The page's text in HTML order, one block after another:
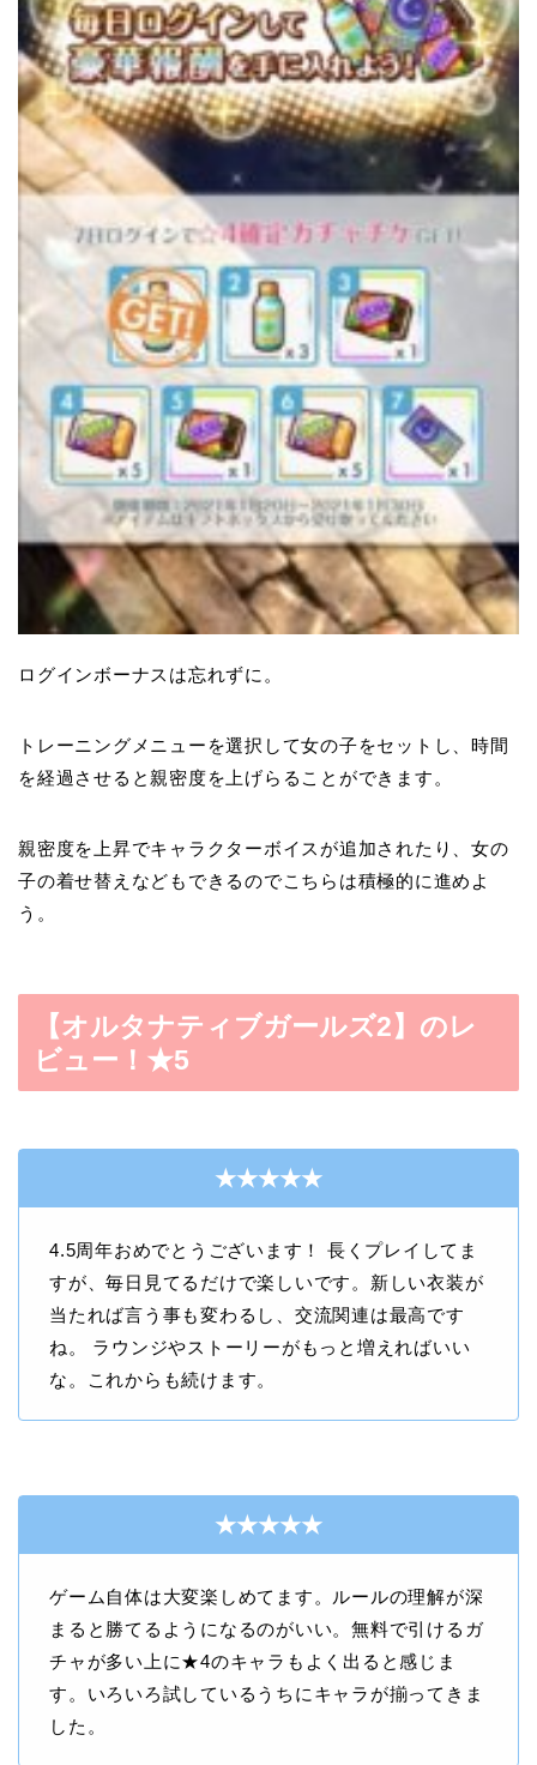
ログインボーナスは忘れずに。
トレーニングメニューを選択して女の子をセットし、時間
を経過させると 親密度を上げらることができます。
親密度を上昇でキャラクターボイスが追加されたり、女の
子の着せ替えなどもできるのでこちらは積極的に進めよ
う。
【オルタナティブガールズ2】のレ
ビュー！★5
★★★★★
4.5周年おめでとうございます！ 長くプレイしてま
すが、毎日見てるだけで楽しいです。新しい衣装が
当たれば言う事も変わるし、交流関連は最高です
ね。 ラウンジやストーリーがもっと増えればいい
な。これからも続けます。
★★★★★
ゲーム自体は大変楽しめてます。ルールの理解が深
まると勝てるようになるのがいい。無料で引けるガ
チャが多い上に★4のキャラもよく出ると感じま
す。いろいろ試しているうちにキャラが揃ってきま
した。